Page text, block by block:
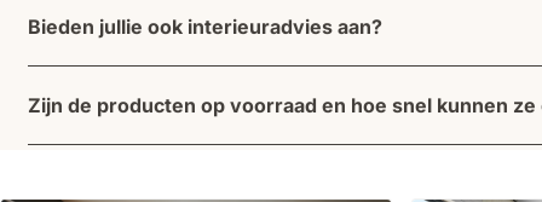
Bieden jullie ook interieuradvies aan?
Zijn de producten op voorraad en hoe snel kunnen